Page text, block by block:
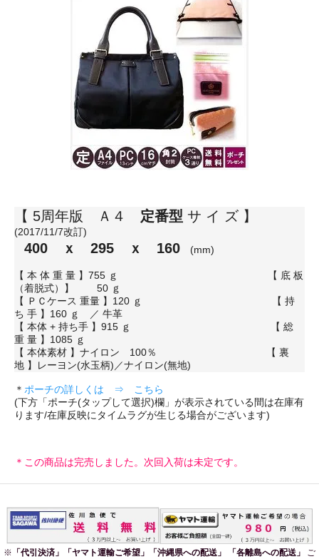
【 5周年版 Ａ４ 定番型 サ イ ズ 】
(2017/11/7改訂)
400 ｘ 295 ｘ 160 (mm)
【 本 体 重 量 】755 ｇ 【 底 板
（着脱式）】 50 ｇ
【 ＰＣケース 重量 】120 ｇ 【 持
ち 手 】160 ｇ ／ 牛革
【 本体 + 持ち手 】915 ｇ 【 総
重 量 】1085 ｇ
【 本体素材 】ナイロン 100％ 【 裏
地 】レーヨン(水玉柄)／ナイロン(無地)
＊ ポーチの詳しくは ⇒ こちら
(下方「ポーチ(タップして選択)欄」が表示されている間は在庫有
ります/在庫反映にタイムラグが生じる場合がございます)
＊この商品は完売しました。次回入荷は未定です。
※ 「代引決済」「ヤマト運輸ご希望」「沖縄県への配送」 「各離島への配送」
ご